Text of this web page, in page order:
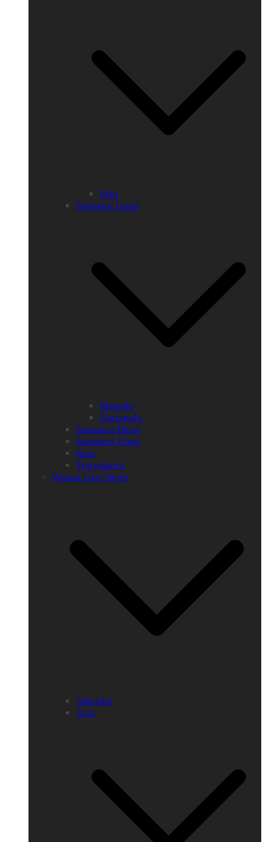
Palu
Sulawesi Utara
Manado
Gorontalo
Sumatera Barat
Sumatera Utara
Riau
Yogyakarta
Wisata Luar Negri
Amerika
Asia